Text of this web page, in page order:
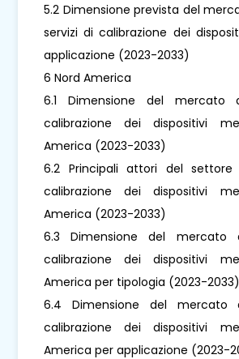
5.2 Dimensione prevista del
servizi di calibrazione dei
applicazione (2023-2033)
6 Nord America
6.1 Dimensione del mercato
calibrazione dei dispositivi
America (2023-2033)
6.2 Principali attori del
calibrazione dei dispositivi
America (2023-2033)
6.3 Dimensione del mercato
calibrazione dei dispositivi
America per tipologia (2023-2033)
6.4 Dimensione del mercato
calibrazione dei dispositivi
America per applicazione (2023-